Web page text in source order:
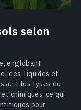
selon
englobant
liquides et
les types de
chimiques, ce qui
pour